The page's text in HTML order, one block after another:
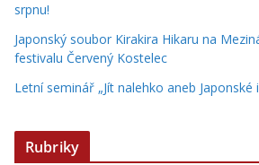
srpnu!
Japonský soubor Kirakira Hikaru na
festivalu Červený Kostelec
Letní seminář „Jít nalehko aneb Japonské
Rubriky